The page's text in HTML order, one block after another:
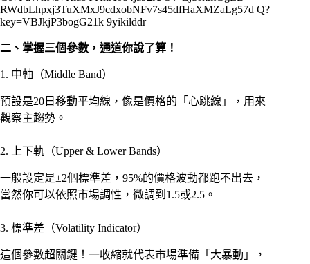
二、掌握三個參數，通道你說了算！
1. 中軸（Middle Band）
預設是20日移動平均線，像是價格的「心跳線」，用來
觀察主趨勢。
2. 上下軌（Upper & Lower Bands）
一般設定是±2個標準差，95%的價格波動都跑不出去，
當然你可以依照市場調性，微調到1.5或2.5。
3. 標準差（Volatility Indicator）
這個參數超關鍵！一收縮就代表市場準備「大暴動」，